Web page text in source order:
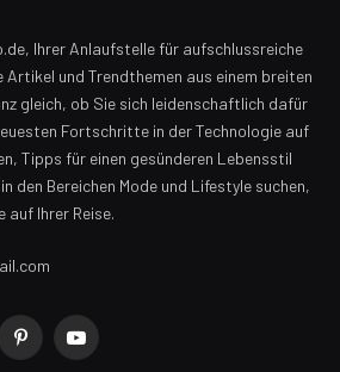
Ihrer Anlaufstelle für aufschlussreiche
und Trendthemen aus einem breiten
gleich, ob Sie sich leidenschaftlich dafür
Fortschritte in der Technologie auf
Tipps für einen gesünderen Lebensstil
den Bereichen Mode und Lifestyle suchen,
Ihrer Reise.
PinterestYouTube